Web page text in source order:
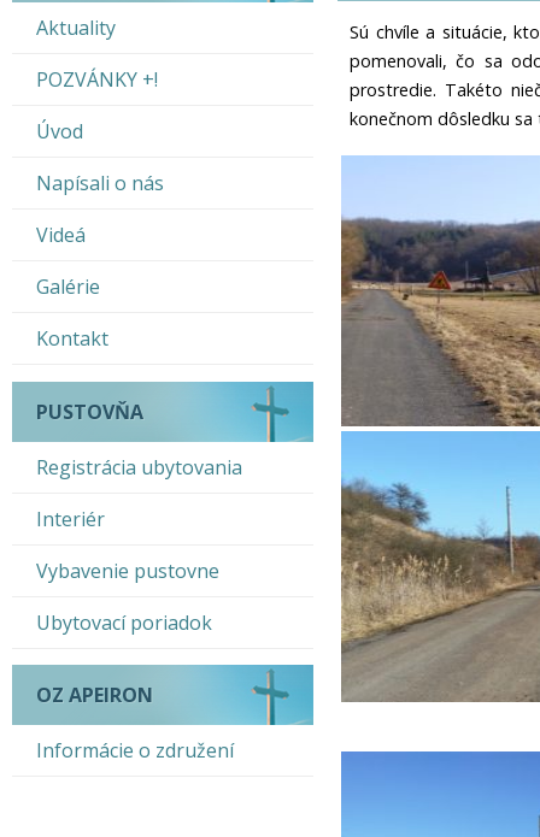
Aktuality
POZVÁNKY +!
Úvod
Napísali o nás
Videá
Galérie
Kontakt
PUSTOVŇA
Registrácia ubytovania
Interiér
Vybavenie pustovne
Ubytovací poriadok
OZ APEIRON
Informácie o združení
Sú chvíle a situácie,
pomenovali, čo sa
prostredie. Takéto
konečnom dôsledku sa